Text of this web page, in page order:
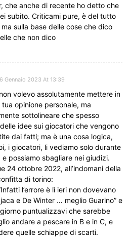
che anche di recente ho detto che
subito. Criticami pure, è del tutto
sulla base delle cose che dico
che non dico
Gennaio 2023 At 13:39
volevo assolutamente mettere in
opinione personale, ma
sottolineare che spesso
idee sui giocatori che vengono
dai fatti; ma è una cosa logica,
i giocatori, li vediamo solo durante
e possiamo sbagliare nei giudizi.
24 ottobre 2022, all’indomani della
di torino:
l’errore è lì ieri non dovevano
e De Winter … meglio Guarino” e
puntualizzavi che sarebbe
andare a pescare in B e in C, e
quelle schiappe di scarti.